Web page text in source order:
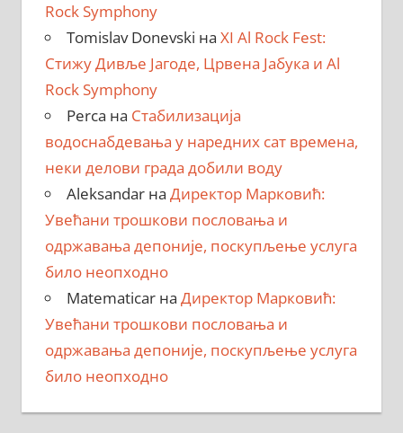
Rock Symphony
Tomislav Donevski на XI Al Rock Fest:
Стижу Дивље Јагоде, Црвена Јабука и Al
Rock Symphony
Perca на Стабилизација
водоснабдевања у наредних сат времена,
неки делови града добили воду
Aleksandarна Директор Марковић:
Увећани трошкови пословања и
одржавања депоније, поскупљење услуга
било неопходно
Matematicarна Директор Марковић:
Увећани трошкови пословања и
одржавања депоније, поскупљење услуга
било неопходно